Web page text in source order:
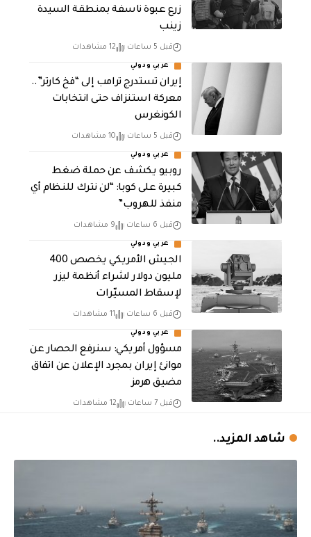
زرع عبوة ناسفة بمنطقة السيدة
زينب
قبل 5 ساعات 12 مشاهدات
عربي ودولي
إيران تستدرج ترامب إلى “فخ كارتر”..
معركة استنزاف حتى انتخابات
الكونغرس
قبل 5 ساعات 10 مشاهدات
عربي ودولي
روبيو يكشف عن حملة ضغط
كبيرة على كوبا: “لن نترك للنظام أي
منفذ للهروب”
قبل 6 ساعات 9 مشاهدات
عربي ودولي
الجيش الأمريكي يخصص 400
مليون دولار لشراء أنظمة ليزر
لإسقاط المسيّرات
قبل 6 ساعات 11 مشاهدات
عربي ودولي
مسؤول أمريكي: سنرفع الحصار عن
موانئ إيران بمجرد الإعلان عن اتفاق
مضيق هرمز
قبل 7 ساعات 12 مشاهدات
شاهد المزيد..